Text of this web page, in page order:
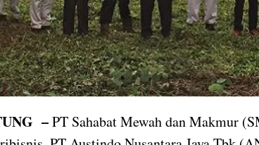
–PT Sahabat Mewah dan Makmur